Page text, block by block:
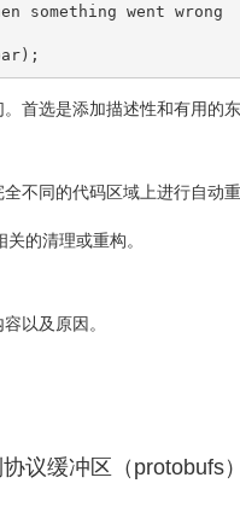
首选是添加描述性和有用的
不同的代码区域上进行自动
的清理或重构。
以及原因。
议缓冲区（protobufs